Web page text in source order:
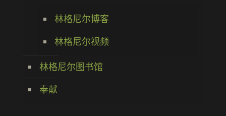
林格尼尔博客
林格尼尔视频
林格尼尔图书馆
奉献